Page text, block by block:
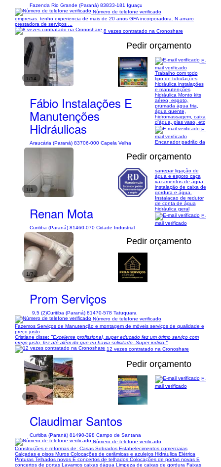
Fazenda Rio Grande (Paraná) 83833-181 Iguaçu
Número de telefone verificado
empresas. tenho experiencia de mais de 20 anos GFA incorporadora. N amaro
prestadora de serviços ...
8 vezes contratado na Cronoshare
1/14
Pedir orçamento
Fábio Instalações E
Manutenções
Hidráulicas
Araucária (Paraná) 83706-000 Capela Velha
E-
mail verificado
Trabalho com todo
tipo de tubulações
hidráulica instalações
e manutenções
hidráulica Monto kits
aéreo, esgoto,
prumada água fria,
água quente,
hidromassagem, caixa
d'água, pias vaso, etc
1/6
Pedir orçamento
Renan Mota
Curitiba (Paraná) 81460-070 Cidade Industrial
E-
mail verificado
Encanador padrão da
sanepar ligação de
água e esgoto caça
vazamentos de água,
instalação de caixa de
gordura e água.
Instalacao de redutor
de conta de água
hidráulica geral
1/7
Pedir orçamento
Prom Serviços
9,5 (2)Curitiba (Paraná) 81470-578 Tatuquara
E-
mail verificado
Número de telefone verificado
Fazemos Serviços de Manutenção e montagem de móveis serviços de qualidade e
preço justo
Cristiane disse: "Excelente profissional, super educado fez um ótimo serviço com
preço justo, fez até além do que eu havia solicitado. Super indico."
12 vezes contratado na Cronoshare
1/1
Pedir orçamento
Claudimar Santos
Curitiba (Paraná) 81490-398 Campo de Santana
E-
mail verificado
Número de telefone verificado
Construções e reformas de: Casas Sobrados Estabelecimentos comerciaias
Calçadas e pisos Muros Colocações de cerãmicas e azulejos Hidráulica Elétrica
Pinturas Telhados novos E concertos de telhados Colocações de portas novas E
concertos de portas Lavamos caixas dágua Limpeza de caixas de gordura Faixas